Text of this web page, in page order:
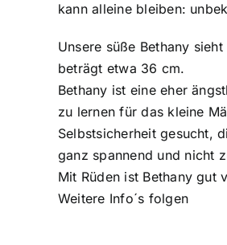
kann alleine bleiben:
Unsere süße Bethany
beträgt etwa 36 cm.
Bethany ist eine eher
zu lernen für das kleine
Selbstsicherheit gesucht,
ganz spannend und nicht
Mit Rüden ist Bethany gut
Weitere Info´s folgen